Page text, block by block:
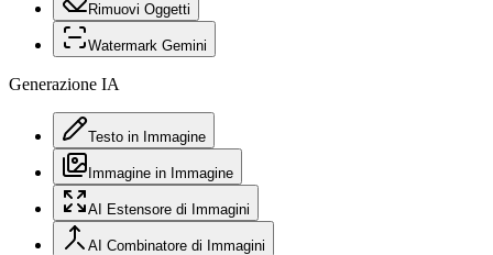
Rimuovi Oggetti
Watermark Gemini
Generazione IA
Testo in Immagine
Immagine in Immagine
AI Estensore di Immagini
AI Combinatore di Immagini